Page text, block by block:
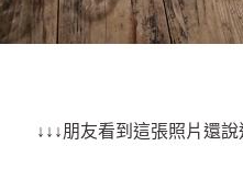
↓↓↓朋友看到這張照片還